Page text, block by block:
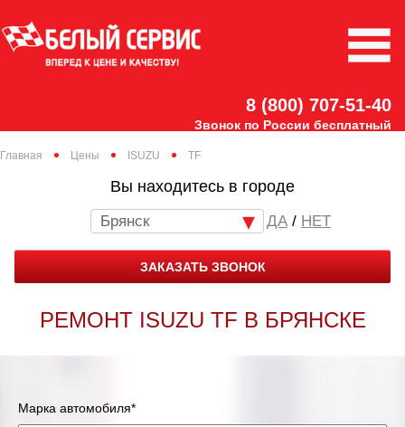
8 (800) 707-51-40
Звонок по России бесплатный
Главная Цены ISUZU TF
Вы находитесь в городе
Брянск / НЕТ
ЗАКАЗАТЬ ЗВОНОК
РЕМОНТ ISUZU TF В БРЯНСКЕ
Марка автомобиля*